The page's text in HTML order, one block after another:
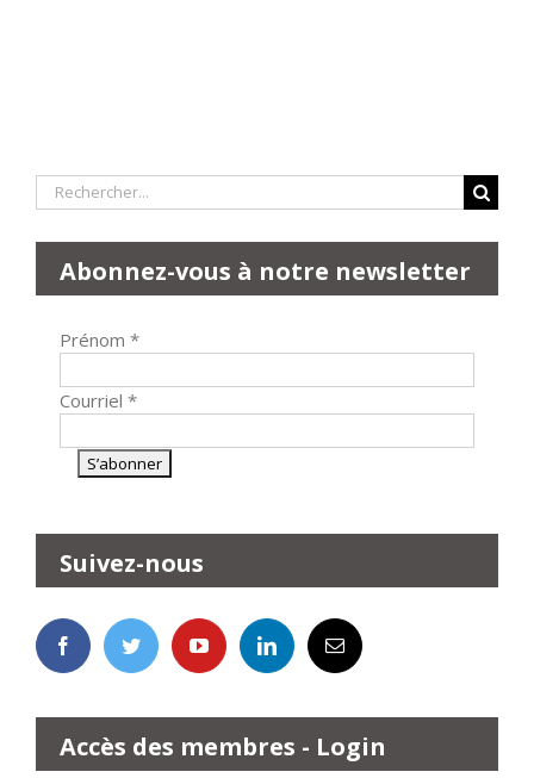
Rechercher:
Abonnez-vous à notre newsletter
Prénom *
Courriel *
Suivez-nous
Accès des membres - Login